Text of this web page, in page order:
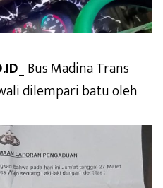
Bus Madina Trans
dilempari batu oleh